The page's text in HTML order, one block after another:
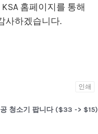
홈페이지를 통해
사하겠습니다.
인쇄
청소기 팝니다 ($33 -> $15)